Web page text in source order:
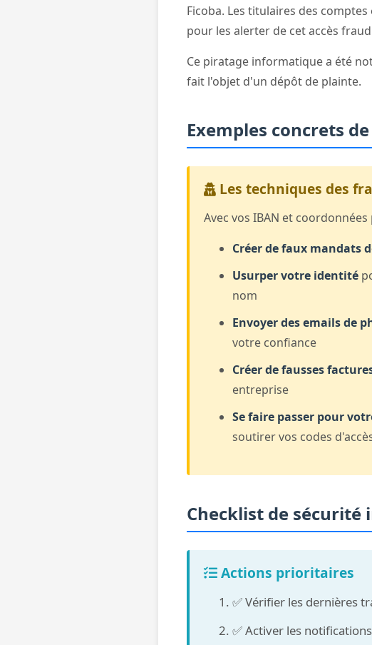
Ficoba. Les titulaires des
pour les alerter de cet accès
Ce piratage informatique a été
fait l'objet d'un dépôt de plainte.
Exemples concrets
Les techniques des
Avec vos IBAN et
Créer de faux mandats
Usurper votre identité
nom
Envoyer des emails de
votre confiance
Créer de fausses
entreprise
Se faire passer pour
soutirer vos codes
Checklist de sécurité
Actions prioritaires
✅ Vérifier les dernières
✅ Activer les